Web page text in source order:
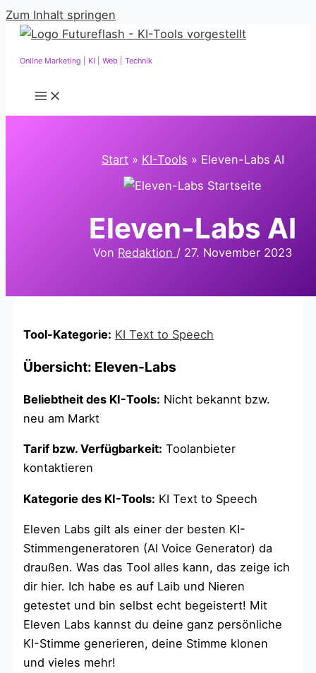
Zum Inhalt springen
Online Marketing | KI | Web | Technik
Start KI-Tools Eleven-Labs AI
Eleven-Labs AI
Von Redaktion / 27. November 2023
Tool-Kategorie: KI Text to Speech
Übersicht: Eleven-Labs
Beliebtheit des KI-Tools: Nicht bekannt bzw.
neu am Markt
Tarif bzw. Verfügbarkeit: Toolanbieter
kontaktieren
Kategorie des KI-Tools: KI Text to Speech
Eleven Labs gilt als einer der besten KI-
Stimmengeneratoren (AI Voice Generator) da
draußen. Was das Tool alles kann, das zeige ich
dir hier. Ich habe es auf Laib und Nieren
getestet und bin selbst echt begeistert! Mit
Eleven Labs kannst du deine ganz persönliche
KI-Stimme generieren, deine Stimme klonen
und vieles mehr!